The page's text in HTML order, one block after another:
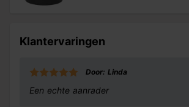
Klantervaringen
Door: Linda
Een echte aanrader